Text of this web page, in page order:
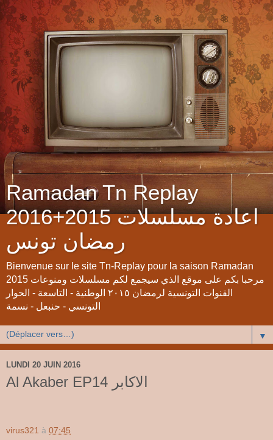
Ramadan Tn Replay
2016+2015 اعادة مسلسلات
رمضان تونس
Bienvenue sur le site Tn-Replay pour la saison Ramadan
2015 مرحبا بكم على موقع الذي سيجمع لكم مسلسلات ومنوعات
القنوات التونسية لرمضان ٢٠١٥ الوطنية - التاسعة - الحوار
التونسي - حنبعل - نسمة
▼
LUNDI 20 JUIN 2016
Al Akaber EP14 الاكابر
virus321 à 07:45